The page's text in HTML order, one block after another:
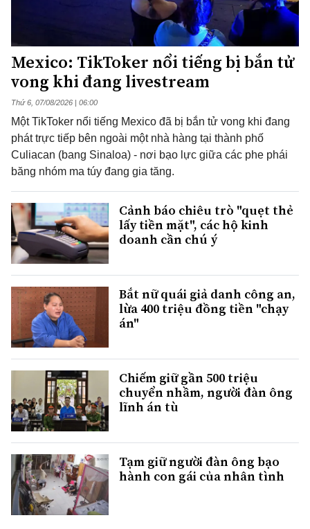
Mexico: TikToker nổi tiếng bị bắn tử
vong khi đang livestream
Thứ 6, 07/08/2026 | 06:00
Một TikToker nổi tiếng Mexico đã bị bắn tử vong khi đang
phát trực tiếp bên ngoài một nhà hàng tại thành phố
Culiacan (bang Sinaloa) - nơi bạo lực giữa các phe phái
băng nhóm ma túy đang gia tăng.
Cảnh báo chiêu trò "quẹt thẻ
lấy tiền mặt", các hộ kinh
doanh cần chú ý
Bắt nữ quái giả danh công an,
lừa 400 triệu đồng tiền "chạy
án"
Chiếm giữ gần 500 triệu
chuyển nhầm, người đàn ông
lĩnh án tù
Tạm giữ người đàn ông bạo
hành con gái của nhân tình